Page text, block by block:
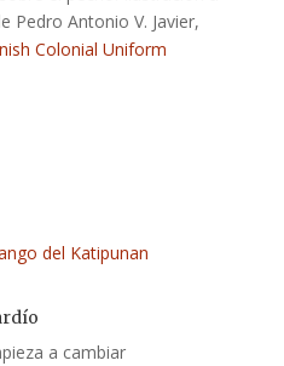
Pedro Antonio V. Javier,
Colonial Uniform
a cambiar